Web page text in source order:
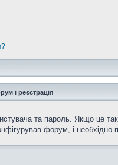
і реєстрація
та пароль. Якщо це
форум, і необхідно